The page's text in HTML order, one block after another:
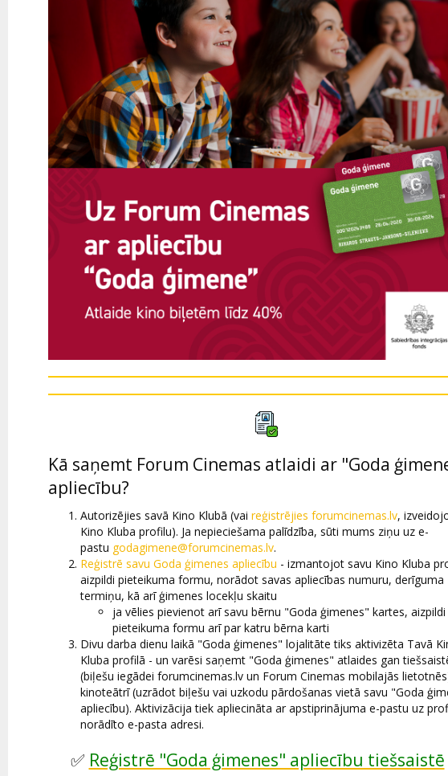
Kā saņemt Forum Cinemas atlaidi ar "Goda
apliecību?
Autorizējies savā Kino Klubā (vai reģistrējies forumcinemas.lv,
Kino Kluba profilu). Ja nepieciešama palīdzība, sūti mums ziņu uz e-
pastu godagimene@forumcinemas.lv.
Reģistrē savu Goda ģimenes apliecību - izmantojot savu Kino Kluba
aizpildi pieteikuma formu, norādot savas apliecības numuru, derīguma
termiņu, kā arī ģimenes locekļu skaitu
ja vēlies pievienot arī savu bērnu "Goda ģimenes" kartes, aizpildi
pieteikuma formu arī par katru bērna karti
Divu darba dienu laikā "Goda ģimenes" lojalitāte tiks aktivizēta Tavā
Kluba profilā - un varēsi saņemt "Goda ģimenes" atlaides gan
(biļešu iegādei forumcinemas.lv un Forum Cinemas mobilajās
kinoteātrī (uzrādot biļešu vai uzkodu pārdošanas vietā savu "Goda
apliecību). Aktivizācija tiek apliecināta ar apstiprinājuma e-pastu uz
norādīto e-pasta adresi.
✅ Reģistrē "Goda ģimenes" apliecību tiešsaistē